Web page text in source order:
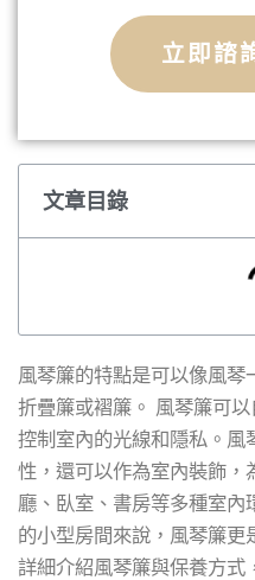
立即諮
文章目錄
風琴簾的特點是可以像風
折疊簾或褶簾。 風琴簾可
控制室內的光線和隱私。風
性，還可以作為室內裝飾，
廳、臥室、書房等多種室內
的小型房間來說，風琴簾
詳細介紹風琴簾與保養方式